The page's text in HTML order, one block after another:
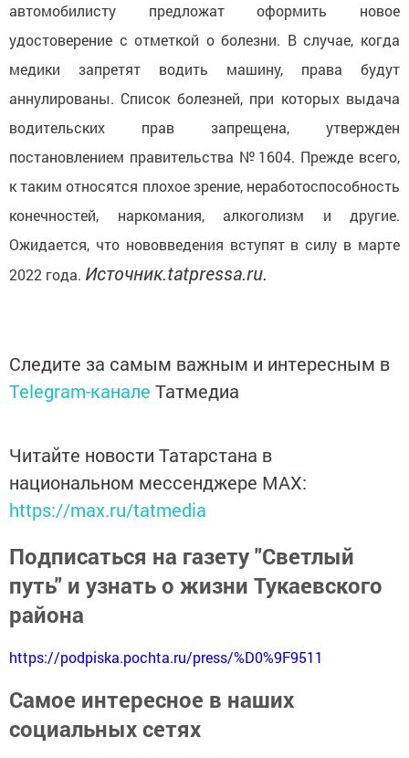
автомобилисту предложат оформить новое
удостоверение с отметкой о болезни. В случае, когда
медики запретят водить машину, права будут
аннулированы. Список болезней, при которых выдача
водительских прав запрещена, утвержден
постановлением правительства №1604. Прежде всего,
к таким относятся плохое зрение, неработоспособность
конечностей, наркомания, алкоголизм и другие.
Ожидается, что нововведения вступят в силу в марте
2022 года. Источник.tatpressa.ru.
Следите за самым важным и интересным в
Telegram-канале Татмедиа
Читайте новости Татарстана в
национальном мессенджере MАХ:
https://max.ru/tatmedia
Подписаться на газету "Светлый
путь" и узнать о жизни Тукаевского
района
https://podpiska.pochta.ru/press/%D0%9F9511
Самое интересное в наших
социальных сетях